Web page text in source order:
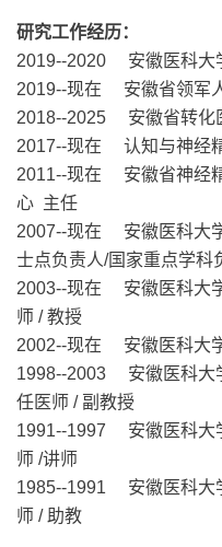
研究工作经历：
2019--2020 安徽医科大
2019--现在 安徽省领军
2018--2025 安徽省转
2017--现在 认知与神经
2011--现在 安徽省神经
心 主任
2007--现在 安徽医科大
士点负责人/国家重点学科
2003--现在 安徽医科大
师 / 教授
2002--现在 安徽医科大
1998--2003 安徽医科大
任医师 / 副教授
1991--1997 安徽医科大
师 /讲师
1985--1991 安徽医科大
师 / 助教